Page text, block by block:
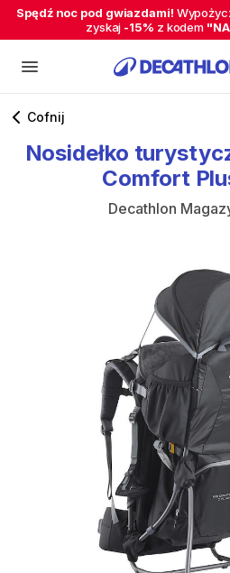
Spędź noc pod gwiazdami!
zyskaj -15% z kodem
Cofnij
Nosidełko
Comfort
Decathlon